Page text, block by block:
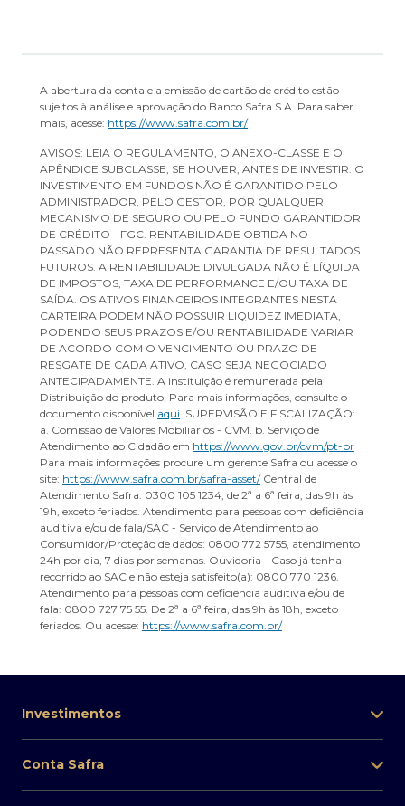
A abertura da conta e a emissão de cartão de crédito estão
sujeitos à análise e aprovação do Banco Safra S.A. Para saber
mais, acesse: https://www.safra.com.br/
AVISOS: LEIA O REGULAMENTO, O ANEXO-CLASSE E O
APÊNDICE SUBCLASSE, SE HOUVER, ANTES DE INVESTIR. O
INVESTIMENTO EM FUNDOS NÃO É GARANTIDO PELO
ADMINISTRADOR, PELO GESTOR, POR QUALQUER
MECANISMO DE SEGURO OU PELO FUNDO GARANTIDOR
DE CRÉDITO - FGC. RENTABILIDADE OBTIDA NO
PASSADO NÃO REPRESENTA GARANTIA DE RESULTADOS
FUTUROS. A RENTABILIDADE DIVULGADA NÃO É LÍQUIDA
DE IMPOSTOS, TAXA DE PERFORMANCE E/OU TAXA DE
SAÍDA. OS ATIVOS FINANCEIROS INTEGRANTES NESTA
CARTEIRA PODEM NÃO POSSUIR LIQUIDEZ IMEDIATA,
PODENDO SEUS PRAZOS E/OU RENTABILIDADE VARIAR
DE ACORDO COM O VENCIMENTO OU PRAZO DE
RESGATE DE CADA ATIVO, CASO SEJA NEGOCIADO
ANTECIPADAMENTE. A instituição é remunerada pela
Distribuição do produto. Para mais informações, consulte o
documento disponível aqui . SUPERVISÃO E FISCALIZAÇÃO:
a. Comissão de Valores Mobiliários - CVM. b. Serviço de
Atendimento ao Cidadão em https://www.gov.br/cvm/pt-br
Para mais informações procure um gerente Safra ou acesse o
site: https://www.safra.com.br/safra-asset/Central de
Atendimento Safra: 0300 105 1234, de 2ª a 6ª feira, das 9h às
19h, exceto feriados. Atendimento para pessoas com deficiência
auditiva e/ou de fala/SAC - Serviço de Atendimento ao
Consumidor/Proteção de dados: 0800 772 5755, atendimento
24h por dia, 7 dias por semanas. Ouvidoria - Caso já tenha
recorrido ao SAC e não esteja satisfeito(a): 0800 770 1236.
Atendimento para pessoas com deficiência auditiva e/ou de
fala: 0800 727 75 55. De 2ª a 6ª feira, das 9h às 18h, exceto
feriados. Ou acesse: https://www.safra.com.br/
Investimentos
Conta Safra